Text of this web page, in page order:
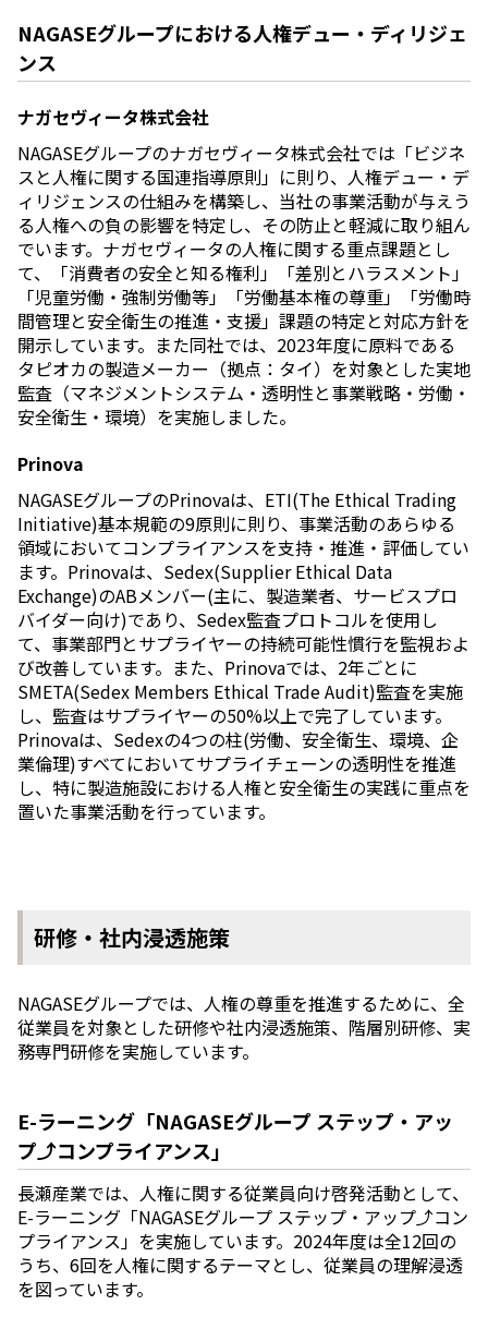
NAGASEグループにおける人権デュー・ディリジェ
ンス
ナガセヴィータ株式会社
NAGASEグループのナガセヴィータ株式会社では「ビジネ
スと人権に関する国連指導原則」に則り、人権デュー・デ
ィリジェンスの仕組みを構築し、当社の事業活動が与えう
る人権への負の影響を特定し、その防止と軽減に取り組ん
でいます。ナガセヴィータの人権に関する重点課題とし
て、「消費者の安全と知る権利」「差別とハラスメント」
「児童労働・強制労働等」「労働基本権の尊重」「労働時
間管理と安全衛生の推進・支援」課題の特定と対応方針を
開示しています。また同社では、2023年度に原料である
タピオカの製造メーカー（拠点：タイ）を対象とした実地
監査（マネジメントシステム・透明性と事業戦略・労働・
安全衛生・環境）を実施しました。
Prinova
NAGASEグループのPrinovaは、ETI(The Ethical Trading
Initiative)基本規範の9原則に則り、事業活動のあらゆる
領域においてコンプライアンスを支持・推進・評価してい
ます。Prinovaは、Sedex(Supplier Ethical Data
Exchange)のABメンバー(主に、製造業者、サービスプロ
バイダー向け)であり、Sedex監査プロトコルを使用し
て、事業部門とサプライヤーの持続可能性慣行を監視およ
び改善しています。また、Prinovaでは、2年ごとに
SMETA(Sedex Members Ethical Trade Audit)監査を実施
し、監査はサプライヤーの50%以上で完了しています。
Prinovaは、Sedexの4つの柱(労働、安全衛生、環境、企
業倫理)すべてにおいてサプライチェーンの透明性を推進
し、特に製造施設における人権と安全衛生の実践に重点を
置いた事業活動を行っています。
研修・社内浸透施策
NAGASEグループでは、人権の尊重を推進するために、全
従業員を対象とした研修や社内浸透施策、階層別研修、実
務専門研修を実施しています。
E-ラーニング「NAGASEグループ ステップ・アッ
プ⤴コンプライアンス」
長瀬産業では、人権に関する従業員向け啓発活動として、
E-ラーニング「NAGASEグループ ステップ・アップ⤴コン
プライアンス」を実施しています。2024年度は全12回の
うち、6回を人権に関するテーマとし、従業員の理解浸透
を図っています。